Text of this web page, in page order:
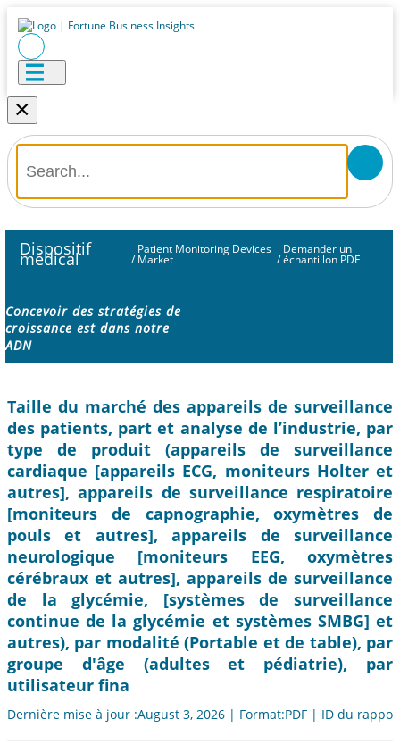
×
Dispositif
médical /
Patient Monitoring Devices
Market /
Demander un
échantillon PDF
Concevoir des stratégies de
croissance est dans notre
ADN
Taille du marché des appareils de surveillance
des patients, part et analyse de l’industrie, par
type de produit (appareils de surveillance
cardiaque [appareils ECG, moniteurs Holter et
autres], appareils de surveillance respiratoire
[moniteurs de capnographie, oxymètres de
pouls et autres], appareils de surveillance
neurologique [moniteurs EEG, oxymètres
cérébraux et autres], appareils de surveillance
de la glycémie, [systèmes de surveillance
continue de la glycémie et systèmes SMBG] et
autres), par modalité (Portable et de table), par
groupe d'âge (adultes et pédiatrie), par
utilisateur fina
Dernière mise à jour :August 3, 2026 | Format:PDF | ID du